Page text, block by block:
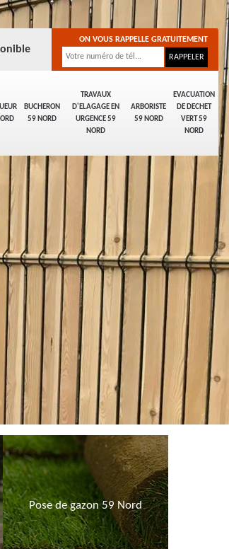
BUCHERON
59 NORD
TRAVAUX
D'ELAGAGE EN
URGENCE 59
NORD
ARBORISTE
59 NORD
EVACUATION
DE DECHET
VERT 59
NORD
ON VOUS RAPPELLE GRATUITEMENT
Pose de gazon 59 Nord